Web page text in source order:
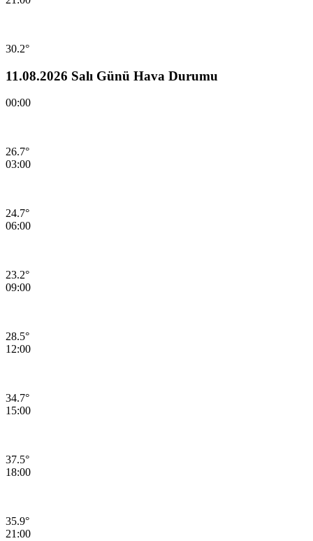
30.2°
11.08.2026 Salı Günü Hava Durumu
00:00
26.7°
03:00
24.7°
06:00
23.2°
09:00
28.5°
12:00
34.7°
15:00
37.5°
18:00
35.9°
21:00